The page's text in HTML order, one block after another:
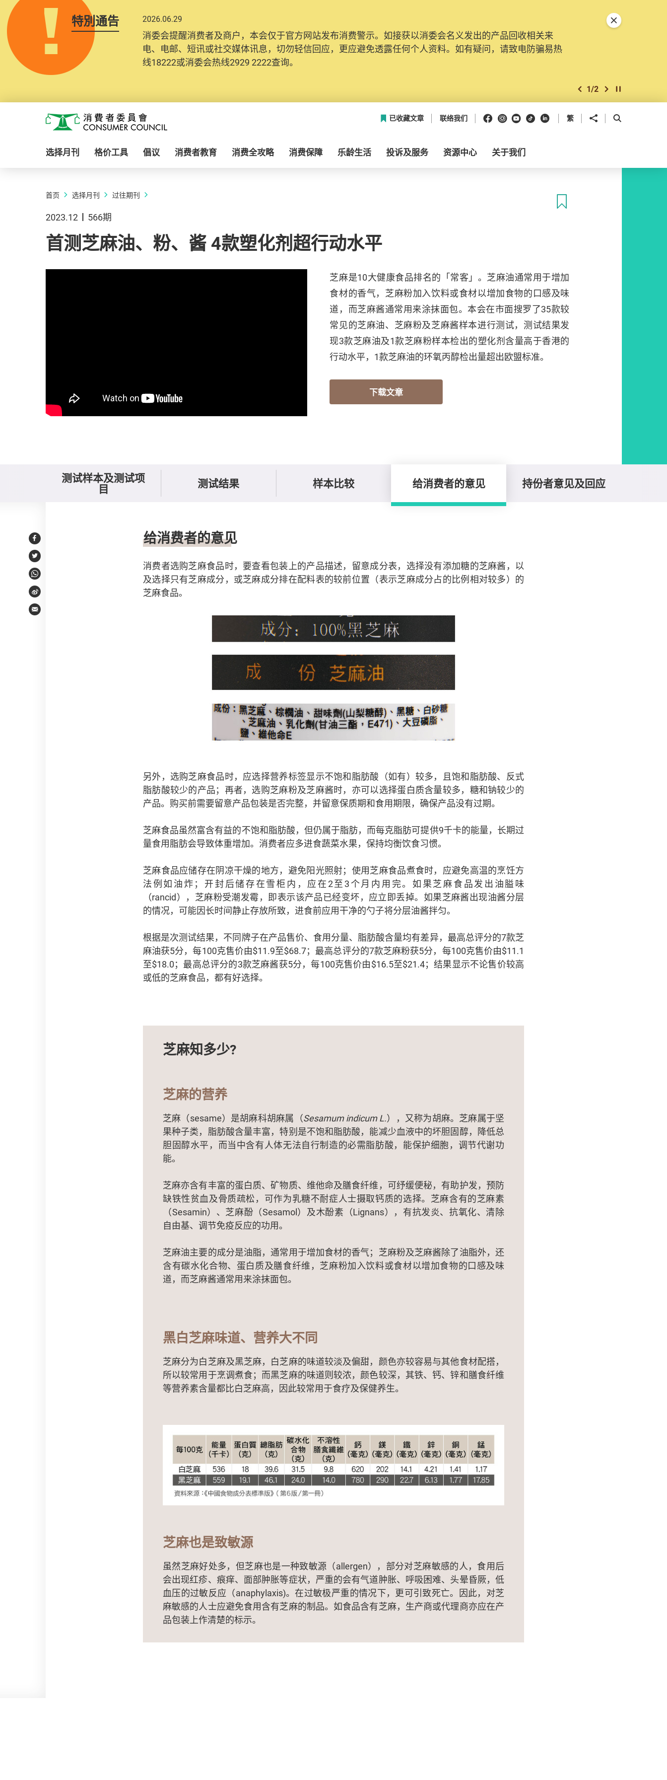
特別通告 2026.06.29
消委会提醒消费者及商户，本会仅于官方网站发布消费警示。如接获以消委会名义发出的产品回收相关来
电、电邮、短讯或社交媒体讯息，切勿轻信回应，更应避免透露任何个人资料。如有疑问，请致电防骗易热
线18222或消委会热线2929 2222查询。
上一个
1/2 下一个开始/暂停幻灯
关闭特別通告
消费者委员会
已收藏文章 联络我们 Facebook
Instagram
Youtube
抖音领英 繁 分享到 开启搜寻框
选择月刊 格价工具 倡议 消费者教育 消费全攻略 消费保障 乐龄生活 投诉及服务 资源中心 关于我们
首页 选择月刊 过往期刊
2023.12 566期
首测芝麻油、粉、酱 4款塑化剂超行动水平
芝麻是10大健康食品排名的「常客」。芝麻油通常用于增加
食材的香气，芝麻粉加入饮料或食材以增加食物的口感及味
道，而芝麻酱通常用来涂抹面包。本会在市面搜罗了35款较
常见的芝麻油、芝麻粉及芝麻酱样本进行测试，测试结果发
现3款芝麻油及1款芝麻粉样本检出的塑化剂含量高于香港的
行动水平，1款芝麻油的环氧丙醇检出量超出欧盟标准。
下载文章
测试样本及测试项
目 测试结果 样本比较 给消费者的意见 持份者意见及回应
Facebook
Twitter
WhatsApp
Weibo
Email
给消费者的意见
消费者选购芝麻食品时，要查看包装上的产品描述，留意成分表，选择没有添加糖的芝麻酱，以
及选择只有芝麻成分，或芝麻成分排在配料表的较前位置（表示芝麻成分占的比例相对较多）的
芝麻食品。
另外，选购芝麻食品时，应选择营养标签显示不饱和脂肪酸（如有）较多，且饱和脂肪酸、反式
脂肪酸较少的产品；再者，选购芝麻粉及芝麻酱时，亦可以选择蛋白质含量较多，糖和钠较少的
产品。购买前需要留意产品包装是否完整，并留意保质期和食用期限，确保产品没有过期。
芝麻食品虽然富含有益的不饱和脂肪酸，但仍属于脂肪，而每克脂肪可提供9千卡的能量，长期过
量食用脂肪会导致体重增加。消费者应多进食蔬菜水果，保持均衡饮食习惯。
芝麻食品应储存在阴凉干燥的地方，避免阳光照射；使用芝麻食品煮食时，应避免高温的烹饪方
法例如油炸；开封后储存在雪柜内，应在2至3个月内用完。如果芝麻食品发出油膉味
（rancid），芝麻粉受潮发霉，即表示该产品已经变坏，应立即丢掉。如果芝麻酱出现油酱分层
的情况，可能因长时间静止存放所致，进食前应用干净的勺子将分层油酱拌匀。
根据是次测试结果，不同牌子在产品售价、食用分量、脂肪酸含量均有差异，最高总评分的7款芝
麻油获5分，每100克售价由$11.9至$68.7；最高总评分的7款芝麻粉获5分，每100克售价由$11.1
至$18.0；最高总评分的3款芝麻酱获5分，每100克售价由$16.5至$21.4；结果显示不论售价较高
或低的芝麻食品，都有好选择。
芝麻知多少?
芝麻的营养
芝麻（sesame）是胡麻科胡麻属（Sesamum indicum L.），又称为胡麻。芝麻属于坚
果种子类，脂肪酸含量丰富，特别是不饱和脂肪酸，能减少血液中的坏胆固醇，降低总
胆固醇水平，而当中含有人体无法自行制造的必需脂肪酸，能保护细胞，调节代谢功
能。
芝麻亦含有丰富的蛋白质、矿物质、维他命及膳食纤维，可纾缓便秘，有助护发，预防
缺铁性贫血及骨质疏松，可作为乳糖不耐症人士摄取钙质的选择。芝麻含有的芝麻素
（Sesamin）、芝麻酚（Sesamol）及木酚素（Lignans），有抗发炎、抗氧化、清除
自由基、调节免疫反应的功用。
芝麻油主要的成分是油脂，通常用于增加食材的香气；芝麻粉及芝麻酱除了油脂外，还
含有碳水化合物、蛋白质及膳食纤维，芝麻粉加入饮料或食材以增加食物的口感及味
道，而芝麻酱通常用来涂抹面包。
黑白芝麻味道、营养大不同
芝麻分为白芝麻及黑芝麻，白芝麻的味道较淡及偏甜，颜色亦较容易与其他食材配搭，
所以较常用于烹调煮食；而黑芝麻的味道则较浓，颜色较深，其铁、钙、锌和膳食纤维
等营养素含量都比白芝麻高，因此较常用于食疗及保健养生。
芝麻也是致敏源
虽然芝麻好处多，但芝麻也是一种致敏源（allergen），部分对芝麻敏感的人，食用后
会出现红疹、痕痒、面部肿胀等症状，严重的会有气道肿胀、呼吸困难、头晕昏厥，低
血压的过敏反应（anaphylaxis)。在过敏极严重的情况下，更可引致死亡。因此，对芝
麻敏感的人士应避免食用含有芝麻的制品。如食品含有芝麻，生产商或代理商亦应在产
品包装上作清楚的标示。